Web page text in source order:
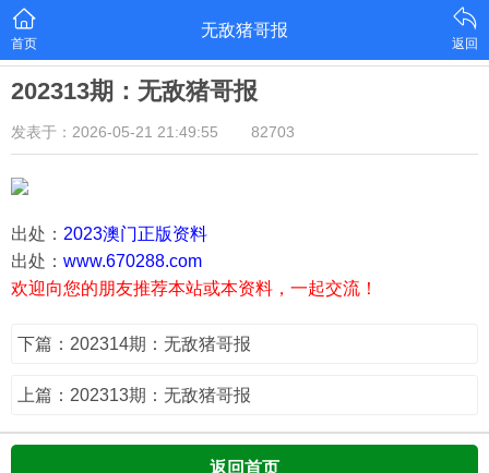
首页
无敌猪哥报
返回
202313期：无敌猪哥报
发表于：2026-05-21 21:49:55 82703
出处： 2023澳门正版资料
出处： www.670288.com
欢迎向您的朋友推荐本站或本资料，一起交流！
下篇：202314期：无敌猪哥报
上篇：202313期：无敌猪哥报
返回首页